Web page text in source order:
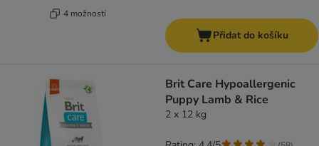
4 možností
Přidat do košíku
Brit Care Hypoallergenic
Puppy Lamb & Rice
2 x 12 kg